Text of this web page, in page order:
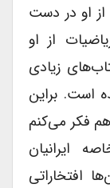
او در دست
از او
زیادى
براین
فکر می‌کنم
ایرانیان
افتخاراتى